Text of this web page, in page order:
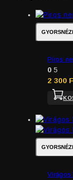
Piros
0 5
2 300
Virágos